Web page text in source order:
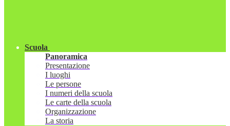
Scuola
Panoramica
Presentazione
I luoghi
Le persone
I numeri della scuola
Le carte della scuola
Organizzazione
La storia